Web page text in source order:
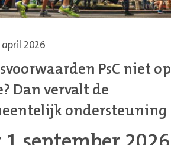
2026
PsC niet op
Dan vervalt de
ondersteuning